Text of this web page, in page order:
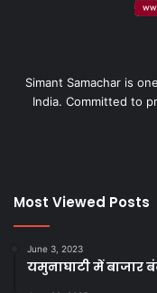
Simant Samachar is
India. Committed to
Most Viewed Posts
June 3, 2023
यमुनाघाटी में बाजार